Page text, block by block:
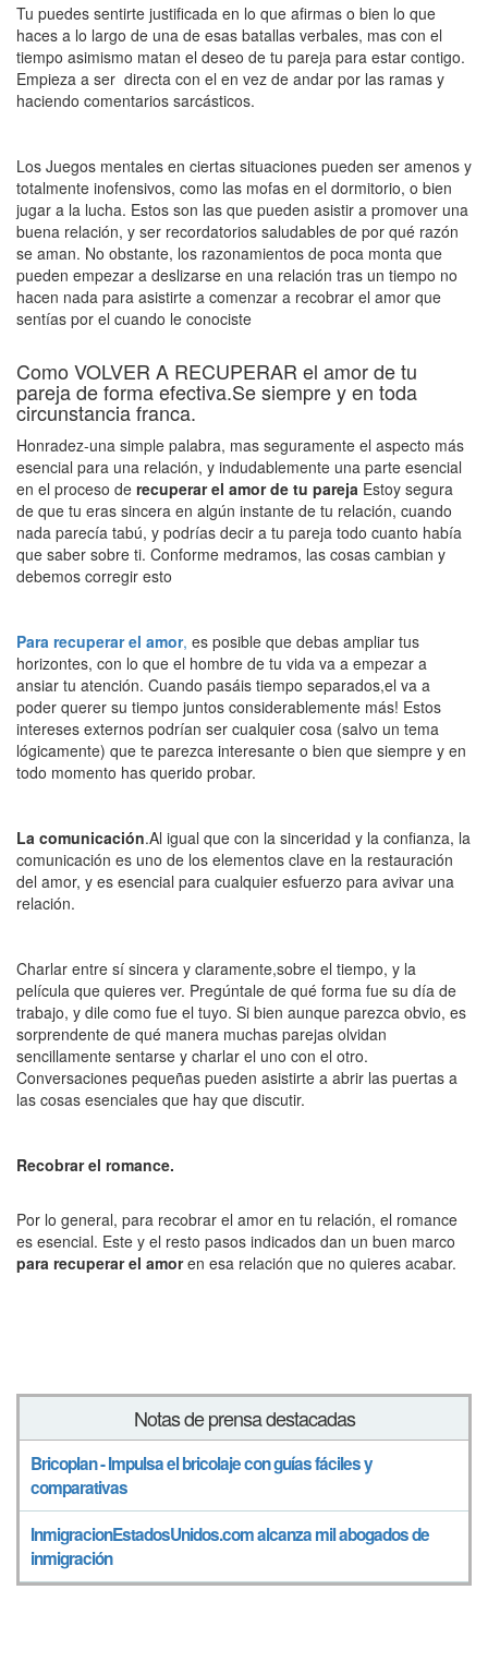
Tu puedes sentirte justificada en lo que afirmas o bien lo que
haces a lo largo de una de esas batallas verbales, mas con el
tiempo asimismo matan el deseo de tu pareja para estar contigo.
Empieza a ser directa con el en vez de andar por las ramas y
haciendo comentarios sarcásticos.
Los Juegos mentales en ciertas situaciones pueden ser amenos y
totalmente inofensivos, como las mofas en el dormitorio, o bien
jugar a la lucha. Estos son las que pueden asistir a promover una
buena relación, y ser recordatorios saludables de por qué razón
se aman. No obstante, los razonamientos de poca monta que
pueden empezar a deslizarse en una relación tras un tiempo no
hacen nada para asistirte a comenzar a recobrar el amor que
sentías por el cuando le conociste
Como VOLVER A RECUPERAR el amor de tu
pareja de forma efectiva.Se siempre y en toda
circunstancia franca.
Honradez-una simple palabra, mas seguramente el aspecto más
esencial para una relación, y indudablemente una parte esencial
en el proceso de recuperar el amor de tu pareja Estoy segura
de que tu eras sincera en algún instante de tu relación, cuando
nada parecía tabú, y podrías decir a tu pareja todo cuanto había
que saber sobre ti. Conforme medramos, las cosas cambian y
debemos corregir esto
Para recuperar el amor, es posible que debas ampliar tus
horizontes, con lo que el hombre de tu vida va a empezar a
ansiar tu atención. Cuando pasáis tiempo separados,el va a
poder querer su tiempo juntos considerablemente más! Estos
intereses externos podrían ser cualquier cosa (salvo un tema
lógicamente) que te parezca interesante o bien que siempre y en
todo momento has querido probar.
La comunicación.Al igual que con la sinceridad y la confianza, la
comunicación es uno de los elementos clave en la restauración
del amor, y es esencial para cualquier esfuerzo para avivar una
relación.
Charlar entre sí sincera y claramente,sobre el tiempo, y la
película que quieres ver. Pregúntale de qué forma fue su día de
trabajo, y dile como fue el tuyo. Si bien aunque parezca obvio, es
sorprendente de qué manera muchas parejas olvidan
sencillamente sentarse y charlar el uno con el otro.
Conversaciones pequeñas pueden asistirte a abrir las puertas a
las cosas esenciales que hay que discutir.
Recobrar el romance.
Por lo general, para recobrar el amor en tu relación, el romance
es esencial. Este y el resto pasos indicados dan un buen marco
para recuperar el amoren esa relación que no quieres acabar.
Notas de prensa destacadas
Bricoplan - Impulsa el bricolaje con guías fáciles y
comparativas
InmigracionEstadosUnidos.com alcanza mil abogados de
inmigración